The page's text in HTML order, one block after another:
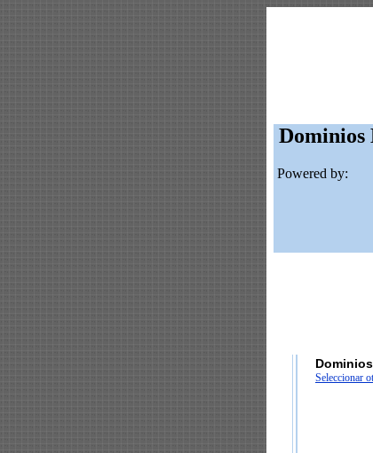
Dominios
Powered by:
Seleccionar